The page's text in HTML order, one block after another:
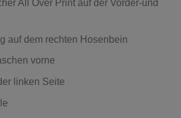
All Over Print auf der Vorder-und
auf dem rechten Hosenbein
vorne
linken Seite